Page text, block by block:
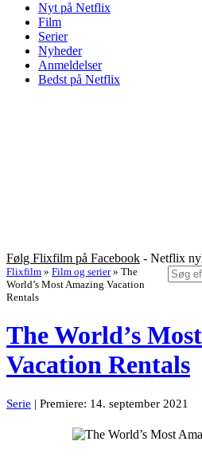
Nyt på Netflix
Film
Serier
Nyheder
Anmeldelser
Bedst på Netflix
Følg Flixfilm på Facebook - Netflix
Flixfilm » Film og serier » The
World’s Most Amazing Vacation
Rentals
The World’s
Vacation Rentals
Serie | Premiere: 14. september 2021